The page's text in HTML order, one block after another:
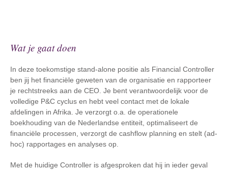
Wat je gaat doen
In deze toekomstige stand-alone positie als Financial Controller
ben jij het financiële geweten van de organisatie en rapporteer
je rechtstreeks aan de CEO. Je bent verantwoordelijk voor de
volledige P&C cyclus en hebt veel contact met de lokale
afdelingen in Afrika. Je verzorgt o.a. de operationele
boekhouding van de Nederlandse entiteit, optimaliseert de
financiële processen, verzorgt de cashflow planning en stelt (ad-
hoc) rapportages en analyses op.
Met de huidige Controller is afgesproken dat hij in ieder geval